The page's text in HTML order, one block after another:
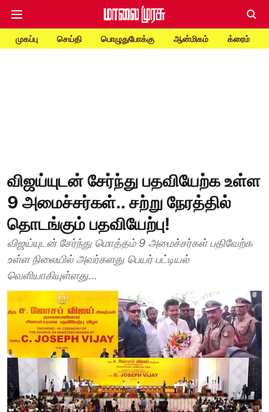
முகப்பு செய்தி பொழுதுபோக்கு ஆன்மிகம் க்ரைம்
விஜய்யுடன் சேர்ந்து பதவியேற்க உள்ள
9 அமைச்சர்கள்.. சற்று நேரத்தில்
தொடங்கும் பதவியேற்பு!
விஜய்யுடன் சேர்ந்து மொத்தம் 9 அமைச்சர்கள் பதிவேற்க
உள்ள நிலையில் அவர்களது பெயர் பட்டியல்
வெளியாகியுள்ளது...